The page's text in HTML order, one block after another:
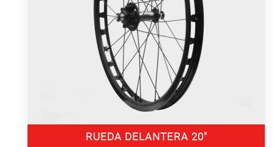
RUEDA DELANTERA 20″